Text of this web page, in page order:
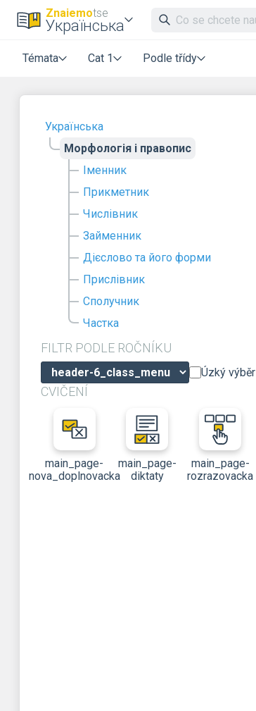
Znaiemotse
Українська
Témata Cat 1 Podle třídy
Українська
Морфологія і правопис
Іменник
Прикметник
Числівник
Займенник
Дієслово та його форми
Прислівник
Сполучник
Частка
FILTR PODLE ROČNÍKU
Úzký výběr
CVIČENÍ
main_page-
nova_doplnovacka
main_page-
diktaty
main_page-
rozrazovacka